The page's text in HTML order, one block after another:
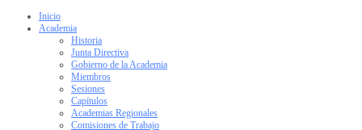
Inicio
Academia
Historia
Junta Directiva
Gobierno de la Academia
Miembros
Sesiones
Capítulos
Academias Regionales
Comisiones de Trabajo